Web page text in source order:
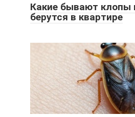
Какие бывают клопы
берутся в квартире